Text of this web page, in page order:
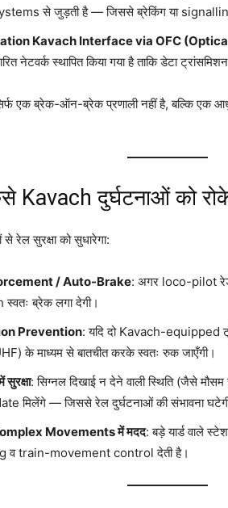
से जुड़ती है — जिससे ब्रेकिंग या
Kavach Interface via OFC
नेटवर्क स्थापित किया गया है ताकि डेटा
एक ब्रेक-ऑन-ब्रेक प्रणाली नहीं है, बल्कि
Kavach दुर्घटनाओं को
रेल सुरक्षा को सुधारेगा:
/ Auto-Brake: अगर loco-pilot
ब्रेक लगा देगी।
Prevention: यदि दो Kavach-equipped
के माध्यम से बातचीत करके स्वतः रुक जाएँगी।
: सिग्नल दिखाई न देने वाली स्थिति (जैसे
मिलेंगे — जिससे रेल दुर्घटनाओं की संभावना
Movements में मदद: बड़े यार्ड वाले
व train-movement control देती है।